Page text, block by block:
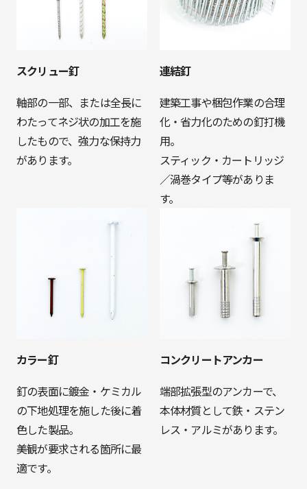
スクリュー釘
軸部の一部、または全長に
わたってネジ状の加工を施
したもので、強力な保持力
があります。
連結釘
建築工事や梱包作業の合理
化・省力化のための釘打機
用。
スティック・カートリッジ
／渦巻タイプ等がありま
す。
カラー釘
釘の表面に鍍金・ケミカル
の下地処理を施した後に着
色した製品。
美観が要求される箇所に最
適です。
コンクリートアンカー
端部拡張型のアンカーで、
本体材質として鉄・ステン
レス・アルミがあります。